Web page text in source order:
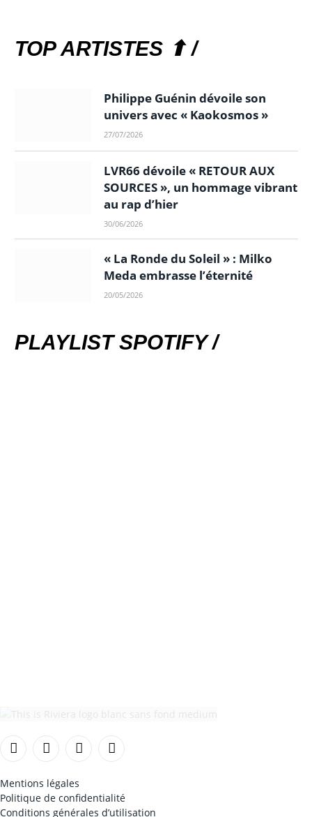
TOP ARTISTES ⬆ /
Philippe Guénin dévoile son
univers avec « Kaokosmos »
27/07/2026
LVR66 dévoile « RETOUR AUX
SOURCES », un hommage vibrant
au rap d’hier
30/06/2026
« La Ronde du Soleil » : Milko
Meda embrasse l’éternité
20/05/2026
PLAYLIST SPOTIFY /
FacebookInstagramTikTok YouTube
Mentions légales
Politique de confidentialité
Conditions générales d’utilisation